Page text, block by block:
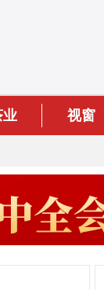
业 视窗